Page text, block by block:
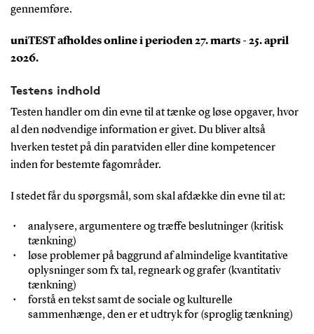
gennemføre.
uniTEST afholdes online i perioden 27. marts - 25. april
2026.
Testens indhold
Testen handler om din evne til at tænke og løse opgaver, hvor
al den nødvendige information er givet. Du bliver altså
hverken testet på din paratviden eller dine kompetencer
inden for bestemte fagområder.
I stedet får du spørgsmål, som skal afdække din evne til at:
analysere, argumentere og træffe beslutninger (kritisk
tænkning)
løse problemer på baggrund af almindelige kvantitative
oplysninger som fx tal, regneark og grafer (kvantitativ
tænkning)
forstå en tekst samt de sociale og kulturelle
sammenhænge, den er et udtryk for (sproglig tænkning)